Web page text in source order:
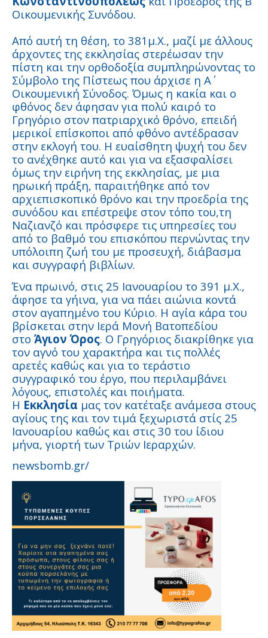
Οικουμενικής Συνόδου.
Από αυτή τη θέση, το 381μ.Χ., μαζί με άλλους
άρχοντες της εκκλησίας στερέωσαν την
πίστη και την ορθοδοξία συμπληρώνοντας το
Σύμβολο της Πίστεως που άρχισε η Α΄
Οικουμενική Σύνοδος. Όμως η κακία και ο
φθόνος δεν άφησαν για πολύ καιρό το
Γρηγόριο στον πατριαρχικό θρόνο, επειδή
μερικοί επίσκοποι από φθόνο αντέδρασαν
στην εκλογή του. Η ευαίσθητη ψυχή του δεν
το ανέχθηκε αυτό και για να εξασφαλίσει
όμως την ειρήνη της εκκλησίας, με μια
ηρωική πράξη, παραιτήθηκε από τον
αρχιεπισκοπικό θρόνο και την προεδρία της
συνόδου και επέστρεψε στον τόπο του,τη
Ναζιανζό και πρόσφερε τις υπηρεσίες του
από το βαθμό του επισκόπου περνώντας την
υπόλοιπη ζωή του με προσευχή, διάβασμα
και συγγραφή βιβλίων.
Ένα πρωινό, στις 25 Ιανουαρίου το 391 μ.Χ.,
άφησε τα γήινα, για να πάει αιώνια κοντά
στον αγαπημένο του Κύριο. Η αγία κάρα του
βρίσκεται στην Ιερά Μονή Βατοπεδίου
στο Άγιον Όρος. Ο Γρηγόριος διακρίθηκε για
τον αγνό του χαρακτήρα και τις πολλές
αρετές καθώς και για το τεράστιο
συγγραφικό του έργο, που περιλαμβάνει
λόγους, επιστολές και ποιήματα.
Η Εκκλησία μας τον κατέταξε ανάμεσα στους
αγίους της και τον τιμά ξεχωριστά στίς 25
Ιανουαρίου καθώς και στις 30 του ίδιου
μήνα, γιορτή των Τριών Ιεραρχών.
newsbomb.gr/